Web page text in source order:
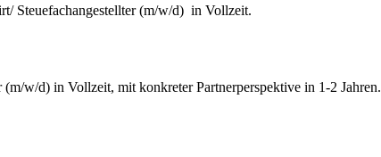
Steuefachangestellter (m/w/d) in Vollzeit.
w/d) in Vollzeit, mit konkreter Partnerperspektive in 1-2 Jahren.